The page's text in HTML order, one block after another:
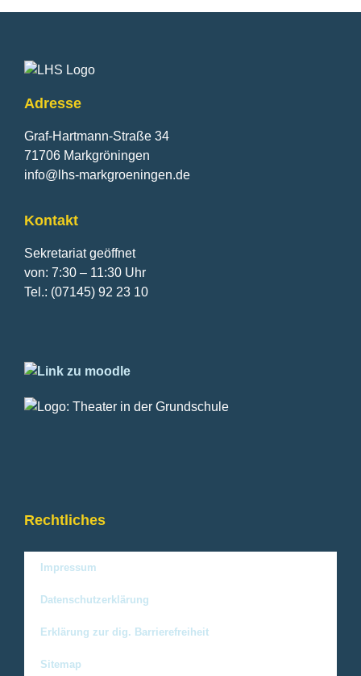
Fusszeile
Adresse
Graf-Hartmann-Straße 34
71706 Markgröningen
info@lhs-markgroeningen.de
Kontakt
Sekretariat geöffnet
von: 7:30 – 11:30 Uhr
Tel.: (07145) 92 23 10
Rechtliches
Impressum
Datenschutzerklärung
Erklärung zur dig. Barrierefreiheit
Sitemap